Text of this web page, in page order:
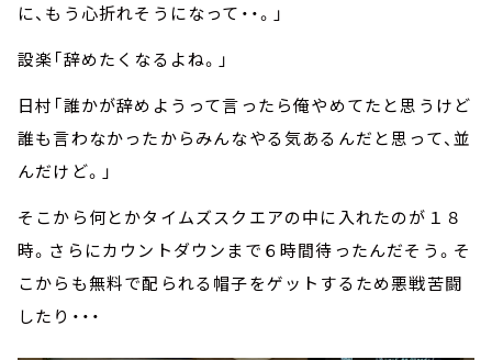
に、もう心折れそうになって・・。」
設楽「辞めたくなるよね。」
日村「誰かが辞めようって言ったら俺やめてたと思うけど
誰も言わなかったからみんなやる気あるんだと思って、並
んだけど。」
そこから何とかタイムズスクエアの中に入れたのが１８
時。さらにカウントダウンまで６時間待ったんだそう。そ
こからも無料で配られる帽子をゲットするため悪戦苦闘
したり・・・